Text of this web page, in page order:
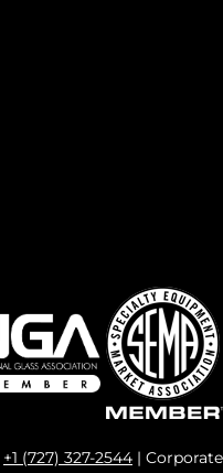
+1 (727) 327-2544 |